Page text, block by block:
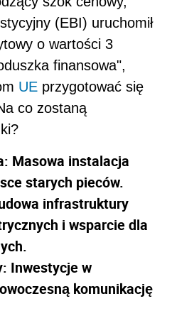
(EBI) uruchomił
o wartości 3
finansowa",
UE przygotować się
co zostaną
Masowa instalacja
starych pieców.
infrastruktury
i wsparcie dla
Inwestycje w
komunikację